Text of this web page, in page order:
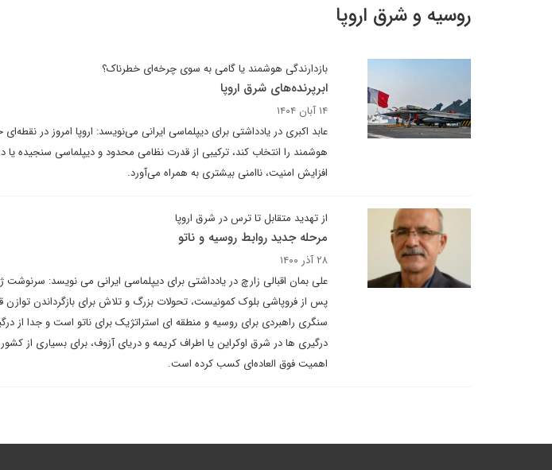
روسیه و شرق اروپا
بازدارندگی هوشمند یا گامی به سوی چرخه‌ای خطرناک؟
ابرپرنده‌های شرق اروپا
۱۴ آبان ۱۴۰۴
عابد اکبری در یادداشتی برای دیپلماسی ایرانی می‌نویسد: اروپا امروز در
هوشمند را انتخاب کند، ترکیبی از قدرت نظامی محدود و دیپلماسی سنجیده یا
افزایش امنیت، ناامنی بیشتری به همراه می‌آورد.
از تهدید متقابل تا ترس در شرق اروپا
مرحله جدید روابط روسیه و ناتو
۲۸ آذر ۱۴۰۰
علی بمان اقبالی زارچ در یادداشتی برای دیپلماسی ایرانی می نویسد:
پس از فروپاشی بلوک کمونیست، تحولات بزرگ و تلاش برای بازگرداندن
سنگری راهبردی برای روسیه و منطقه‌ ای استراتژیک برای ناتو است و جدا از
درگیری‌ ها در شرق اوکراین یا اطراف کریمه و دریای آزوف، برای بسیاری از
اهمیت فوق‌ العاده‌ای کسب کرده است.